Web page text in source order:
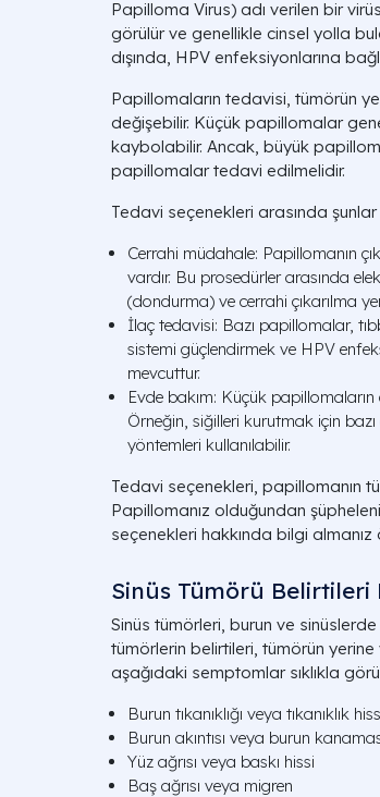
Papilloma Virus) adı verilen bir
görülür ve genellikle cinsel yolla
dışında, HPV enfeksiyonlarına
Papillomaların tedavisi, tümörün
değişebilir. Küçük papillomalar
kaybolabilir. Ancak, büyük
papillomalar tedavi edilmelidir.
Tedavi seçenekleri arasında
Cerrahi müdahale: Papillomanın
vardır. Bu prosedürler arasında
(dondurma) ve cerrahi çıkarılma
İlaç tedavisi: Bazı papillomalar,
sistemi güçlendirmek ve HPV
mevcuttur.
Evde bakım: Küçük papillomaların
Örneğin, siğilleri kurutmak için
yöntemleri kullanılabilir.
Tedavi seçenekleri, papillomanın
Papillomanız olduğundan
seçenekleri hakkında bilgi almanız
Sinüs Tümörü Belirtileri
Sinüs tümörleri, burun ve
tümörlerin belirtileri, tümörün
aşağıdaki semptomlar sıklıkla
Burun tıkanıklığı veya tıkanıklık
Burun akıntısı veya burun
Yüz ağrısı veya baskı hissi
Baş ağrısı veya migren